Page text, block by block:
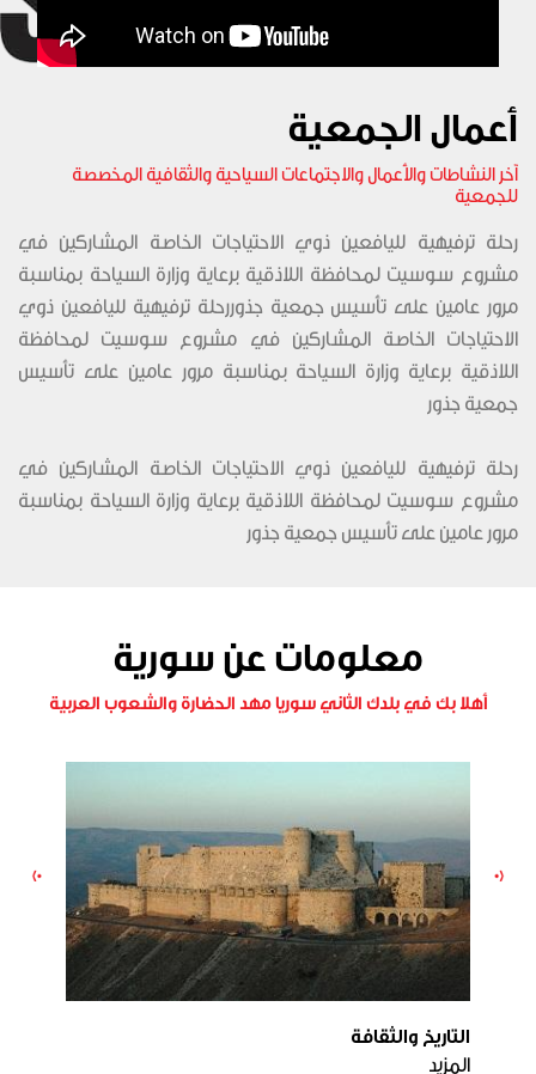
أعمال الجمعية
آخر النشاطات والأعمال والاجتماعات السياحية والثقافية المخصصة
للجمعية
رحلة ترفيهية لليافعين ذوي الاحتياجات الخاصة المشاركين في
مشروع سوسيت لمحافظة اللاذقية برعاية وزارة السياحة بمناسبة
مرور عامين على تأسيس جمعية جذوررحلة ترفيهية لليافعين ذوي
الاحتياجات الخاصة المشاركين في مشروع سوسيت لمحافظة
اللاذقية برعاية وزارة السياحة بمناسبة مرور عامين على تأسيس
جمعية جذور
رحلة ترفيهية لليافعين ذوي الاحتياجات الخاصة المشاركين في
مشروع سوسيت لمحافظة اللاذقية برعاية وزارة السياحة بمناسبة
مرور عامين على تأسيس جمعية جذور
معلومات عن سورية
أهلا بك في بلدك الثاني سوريا مهد الحضارة والشعوب العربية
التاريخ والثقافة
المزيد